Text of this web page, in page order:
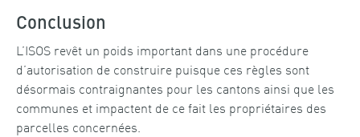
Conclusion
L’ISOS revêt un poids important dans une procédure
d’autorisation de construire puisque ces règles sont
désormais contraignantes pour les cantons ainsi que les
communes et impactent de ce fait les propriétaires des
parcelles concernées.